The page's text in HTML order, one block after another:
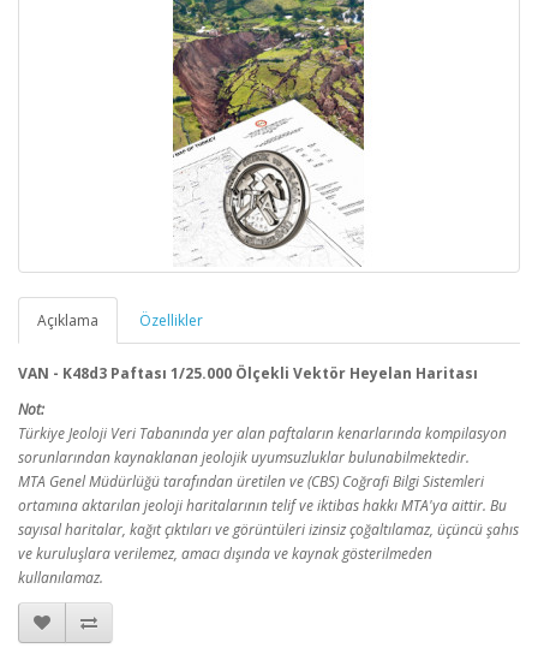
Açıklama Özellikler
VAN - K48d3 Paftası 1/25.000 Ölçekli Vektör Heyelan Haritası
Not:
Türkiye Jeoloji Veri Tabanında yer alan paftaların kenarlarında kompilasyon
sorunlarından kaynaklanan jeolojik uyumsuzluklar bulunabilmektedir.
MTA Genel Müdürlüğü tarafından üretilen ve (CBS) Coğrafi Bilgi Sistemleri
ortamına aktarılan jeoloji haritalarının telif ve iktibas hakkı MTA'ya aittir. Bu
sayısal haritalar, kağıt çıktıları ve görüntüleri izinsiz çoğaltılamaz, üçüncü şahıs
ve kuruluşlara verilemez, amacı dışında ve kaynak gösterilmeden
kullanılamaz.